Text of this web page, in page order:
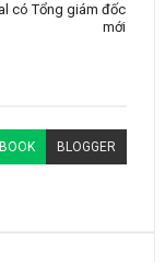
có Tổng giám đốc
mới
BLOGGER